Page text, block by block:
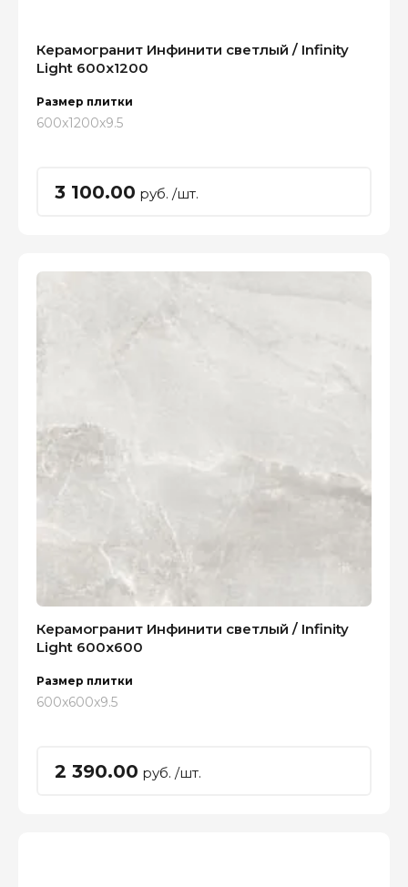
Керамогранит Инфинити светлый / Infinity
Light 600x1200
Размер плитки
600x1200x9.5
3 100.00 руб. /шт.
Керамогранит Инфинити светлый / Infinity
Light 600x600
Размер плитки
600x600x9.5
2 390.00 руб. /шт.